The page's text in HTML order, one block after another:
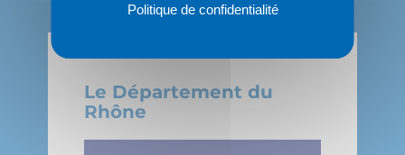
Le Département du
Rhône
Politique de confidentialité